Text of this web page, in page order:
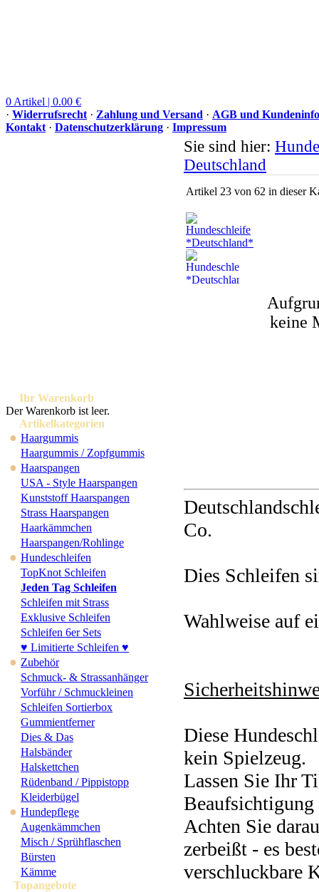
0 Artikel | 0.00 €
· Widerrufsrecht · Zahlung und Versand · AGB und
Kontakt · Datenschutzerklärung · Impressum
Ihr Warenkorb
Der Warenkorb ist leer.
Artikelkategorien
● Haargummis
Haargummis / Zopfgummis
● Haarspangen
USA - Style Haarspangen
Kunststoff Haarspangen
Strass Haarspangen
Haarkämmchen
Haarspangen/Rohlinge
● Hundeschleifen
TopKnot Schleifen
Jeden Tag Schleifen
Schleifen mit Strass
Exklusive Schleifen
Schleifen 6er Sets
♥ Limitierte Schleifen ♥
● Zubehör
Schmuck- & Strassanhänger
Vorführ / Schmuckleinen
Schleifen Sortierbox
Gummientferner
Dies & Das
Halsbänder
Halskettchen
Rüdenband / Pippistopp
Kleiderbügel
● Hundepflege
Augenkämmchen
Misch / Sprühflaschen
Bürsten
Kämme
Topangebote
Sie sind hier:
Deutschland
Artikel 23 von 62 in dieser
keine
Co.
Dies Schleifen
Wahlweise auf
Diese
kein Spielzeug.
Lassen Sie Ihr
Beaufsichtigung
Achten Sie
zerbeißt - es
verschluckbare